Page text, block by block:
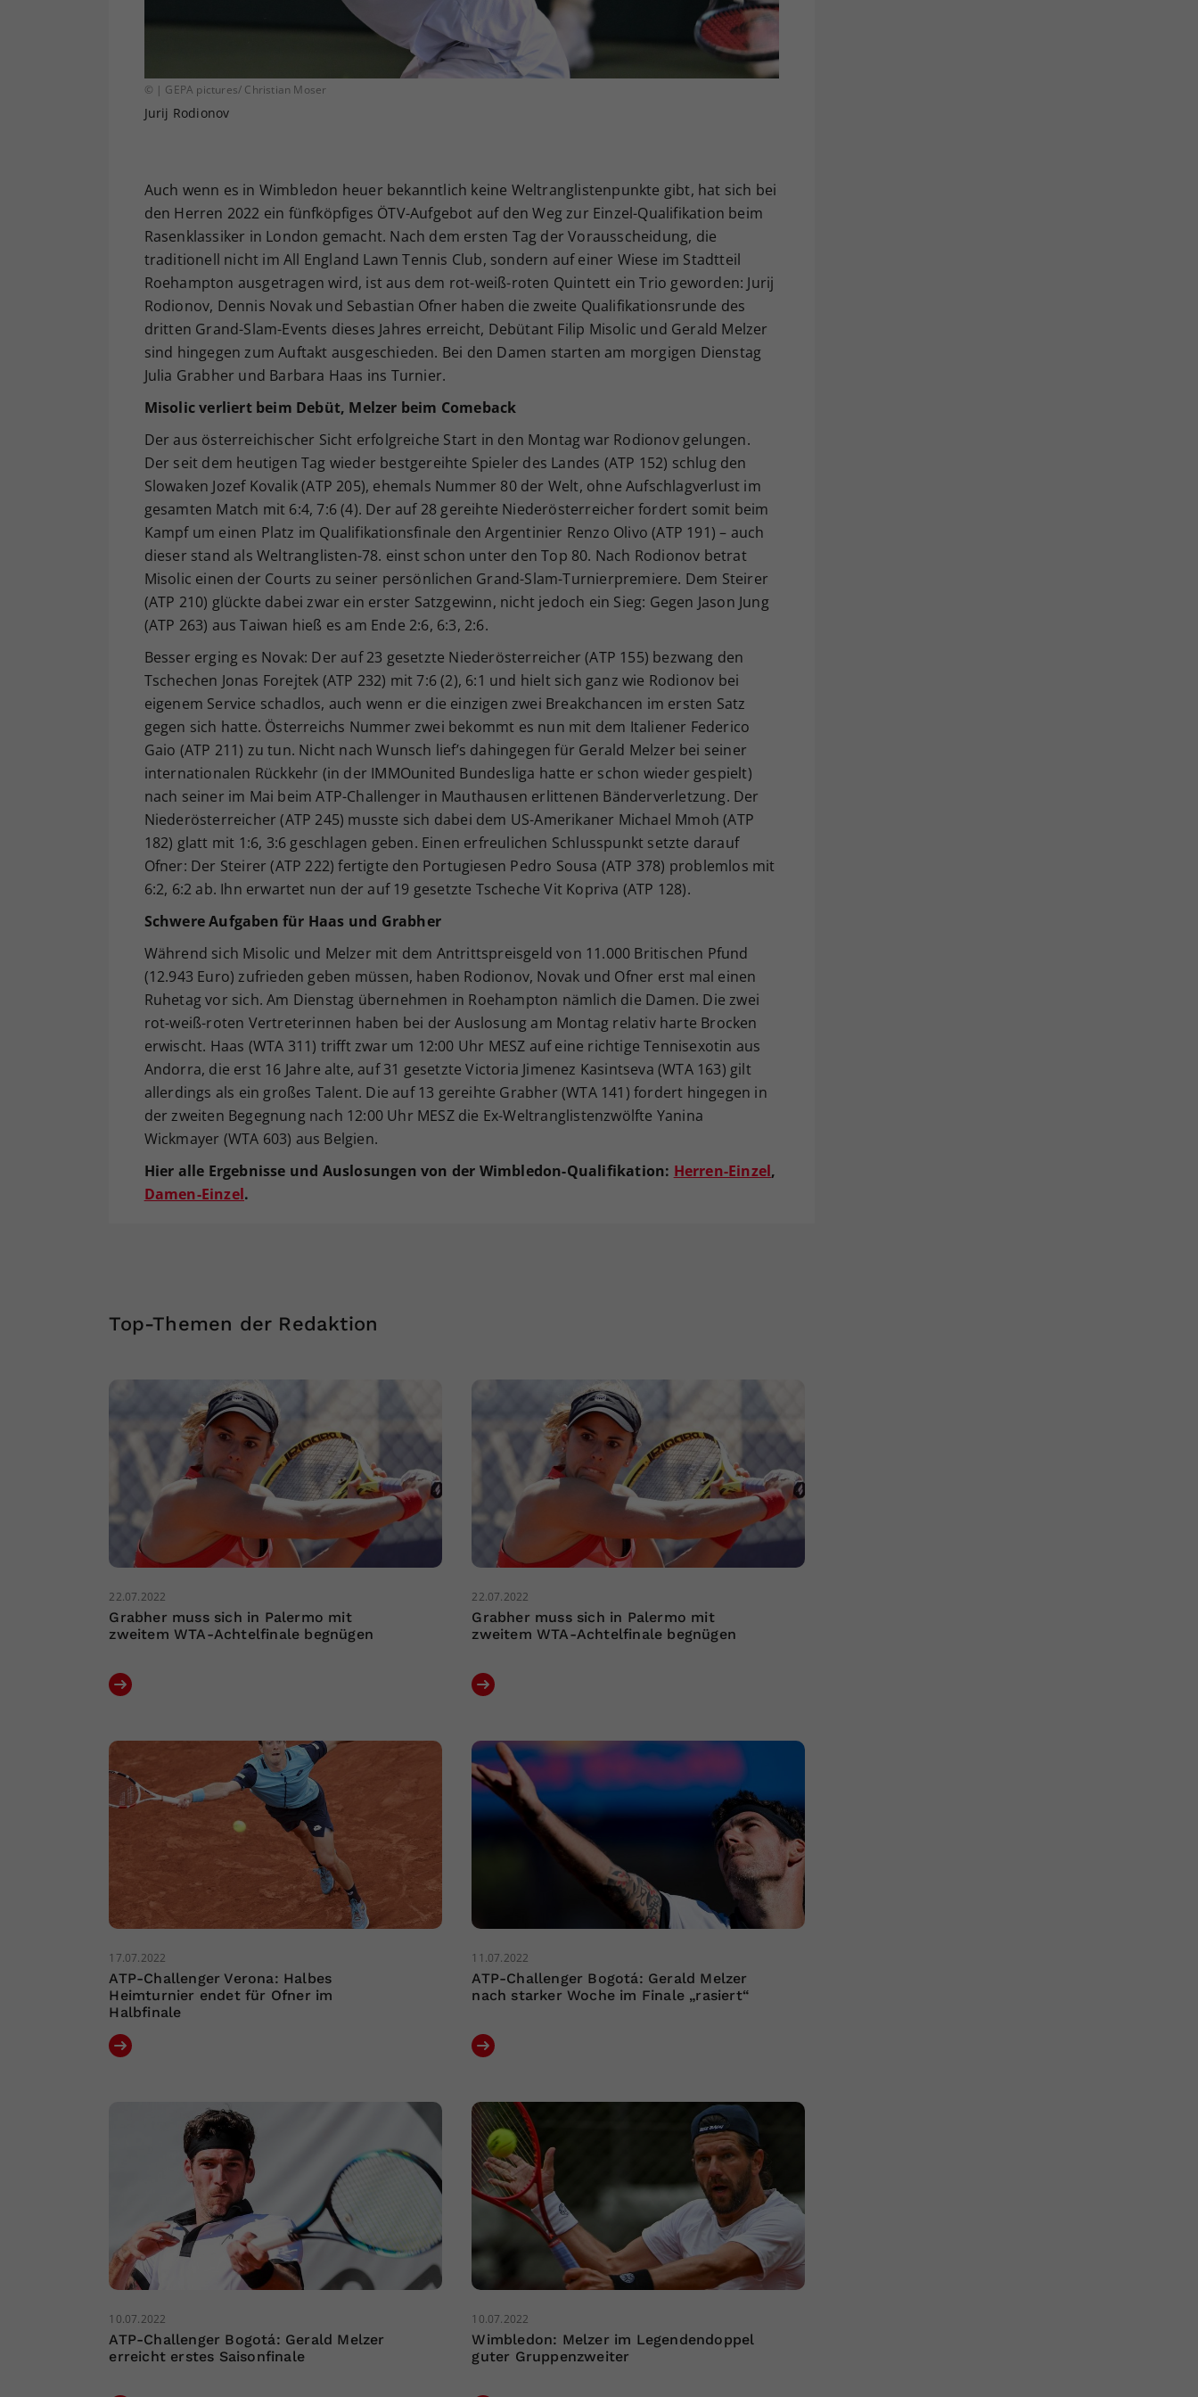
© | GEPA pictures/ Christian Moser
Jurij Rodionov
Auch wenn es in Wimbledon heuer bekanntlich keine Weltranglistenpunkte gibt, hat sich bei
den Herren 2022 ein fünfköpfiges ÖTV-Aufgebot auf den Weg zur Einzel-Qualifikation beim
Rasenklassiker in London gemacht. Nach dem ersten Tag der Vorausscheidung, die
traditionell nicht im All England Lawn Tennis Club, sondern auf einer Wiese im Stadtteil
Roehampton ausgetragen wird, ist aus dem rot-weiß-roten Quintett ein Trio geworden: Jurij
Rodionov, Dennis Novak und Sebastian Ofner haben die zweite Qualifikationsrunde des
dritten Grand-Slam-Events dieses Jahres erreicht, Debütant Filip Misolic und Gerald Melzer
sind hingegen zum Auftakt ausgeschieden. Bei den Damen starten am morgigen Dienstag
Julia Grabher und Barbara Haas ins Turnier.
Misolic verliert beim Debüt, Melzer beim Comeback
Der aus österreichischer Sicht erfolgreiche Start in den Montag war Rodionov gelungen.
Der seit dem heutigen Tag wieder bestgereihte Spieler des Landes (ATP 152) schlug den
Slowaken Jozef Kovalik (ATP 205), ehemals Nummer 80 der Welt, ohne Aufschlagverlust im
gesamten Match mit 6:4, 7:6 (4). Der auf 28 gereihte Niederösterreicher fordert somit beim
Kampf um einen Platz im Qualifikationsfinale den Argentinier Renzo Olivo (ATP 191) – auch
dieser stand als Weltranglisten-78. einst schon unter den Top 80. Nach Rodionov betrat
Misolic einen der Courts zu seiner persönlichen Grand-Slam-Turnierpremiere. Dem Steirer
(ATP 210) glückte dabei zwar ein erster Satzgewinn, nicht jedoch ein Sieg: Gegen Jason Jung
(ATP 263) aus Taiwan hieß es am Ende 2:6, 6:3, 2:6.
Besser erging es Novak: Der auf 23 gesetzte Niederösterreicher (ATP 155) bezwang den
Tschechen Jonas Forejtek (ATP 232) mit 7:6 (2), 6:1 und hielt sich ganz wie Rodionov bei
eigenem Service schadlos, auch wenn er die einzigen zwei Breakchancen im ersten Satz
gegen sich hatte. Österreichs Nummer zwei bekommt es nun mit dem Italiener Federico
Gaio (ATP 211) zu tun. Nicht nach Wunsch lief’s dahingegen für Gerald Melzer bei seiner
internationalen Rückkehr (in der IMMOunited Bundesliga hatte er schon wieder gespielt)
nach seiner im Mai beim ATP-Challenger in Mauthausen erlittenen Bänderverletzung. Der
Niederösterreicher (ATP 245) musste sich dabei dem US-Amerikaner Michael Mmoh (ATP
182) glatt mit 1:6, 3:6 geschlagen geben. Einen erfreulichen Schlusspunkt setzte darauf
Ofner: Der Steirer (ATP 222) fertigte den Portugiesen Pedro Sousa (ATP 378) problemlos mit
6:2, 6:2 ab. Ihn erwartet nun der auf 19 gesetzte Tscheche Vit Kopriva (ATP 128).
Schwere Aufgaben für Haas und Grabher
Während sich Misolic und Melzer mit dem Antrittspreisgeld von 11.000 Britischen Pfund
(12.943 Euro) zufrieden geben müssen, haben Rodionov, Novak und Ofner erst mal einen
Ruhetag vor sich. Am Dienstag übernehmen in Roehampton nämlich die Damen. Die zwei
rot-weiß-roten Vertreterinnen haben bei der Auslosung am Montag relativ harte Brocken
erwischt. Haas (WTA 311) trifft zwar um 12:00 Uhr MESZ auf eine richtige Tennisexotin aus
Andorra, die erst 16 Jahre alte, auf 31 gesetzte Victoria Jimenez Kasintseva (WTA 163) gilt
allerdings als ein großes Talent. Die auf 13 gereihte Grabher (WTA 141) fordert hingegen in
der zweiten Begegnung nach 12:00 Uhr MESZ die Ex-Weltranglistenzwölfte Yanina
Wickmayer (WTA 603) aus Belgien.
Hier alle Ergebnisse und Auslosungen von der Wimbledon-Qualifikation: Herren-Einzel,
Damen-Einzel.
Top-Themen der Redaktion
22.07.2022
Grabher muss sich in Palermo mit
zweitem WTA-Achtelfinale begnügen
22.07.2022
Grabher muss sich in Palermo mit
zweitem WTA-Achtelfinale begnügen
17.07.2022
ATP-Challenger Verona: Halbes
Heimturnier endet für Ofner im
Halbfinale
11.07.2022
ATP-Challenger Bogotá: Gerald Melzer
nach starker Woche im Finale „rasiert“
10.07.2022
ATP-Challenger Bogotá: Gerald Melzer
erreicht erstes Saisonfinale
10.07.2022
Wimbledon: Melzer im Legendendoppel
guter Gruppenzweiter
Ihrer vorgenommen Einstellungen, falls der
Webseiten-Betreiber dies eingestellt hat.